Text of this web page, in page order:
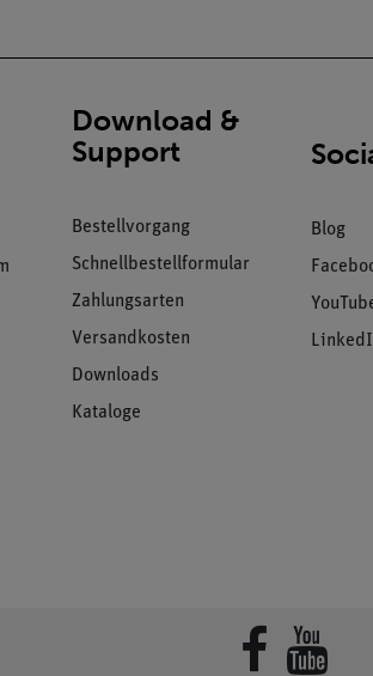
Download &
Support
Bestellvorgang
Schnellbestellformular
Zahlungsarten
Versandkosten
Downloads
Kataloge
Blog